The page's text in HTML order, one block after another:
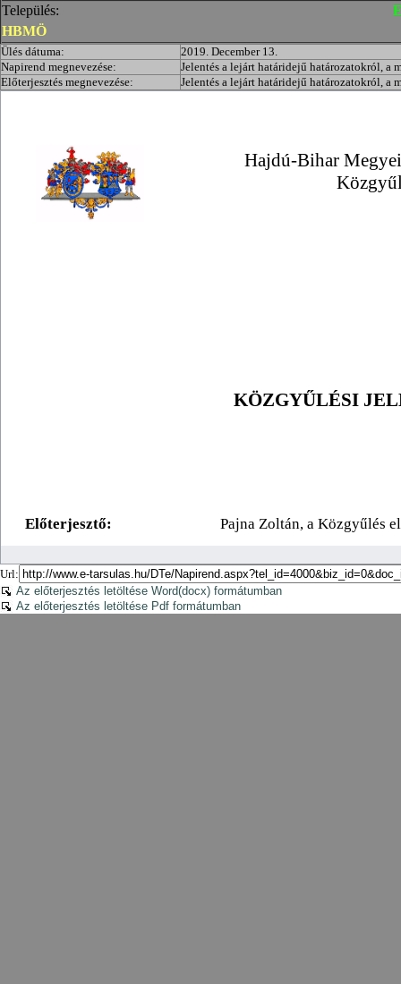
Település:
HBMÖ
Ülés dátuma:
2019. December 13.
Napirend megnevezése:
Jelentés a lejárt határidejű határozatokról, a
Előterjesztés megnevezése:
Jelentés a lejárt határidejű határozatokról, a
Url:
Az előterjesztés letöltése Word(docx) formátumban
Az előterjesztés letöltése Pdf formátumban